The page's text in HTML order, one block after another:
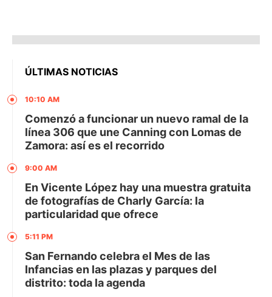
ÚLTIMAS NOTICIAS
10:10 AM
Comenzó a funcionar un nuevo ramal de la
línea 306 que une Canning con Lomas de
Zamora: así es el recorrido
9:00 AM
En Vicente López hay una muestra gratuita
de fotografías de Charly García: la
particularidad que ofrece
5:11 PM
San Fernando celebra el Mes de las
Infancias en las plazas y parques del
distrito: toda la agenda